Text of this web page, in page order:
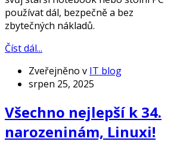
používat dál, bezpečně a bez
zbytečných nákladů.
Číst dál...
Zveřejněno v IT blog
srpen 25, 2025
Všechno nejlepší k 34.
narozeninám, Linuxi!